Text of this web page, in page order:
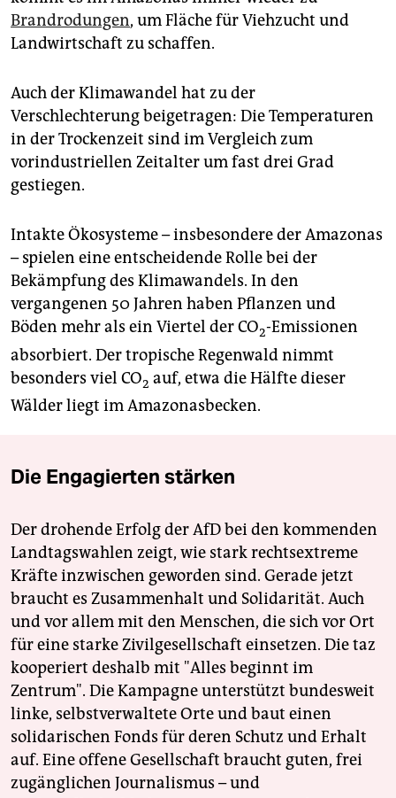
Brandrodungen, um Fläche für Viehzucht und
Landwirtschaft zu schaffen.
Auch der Klimawandel hat zu der
Verschlechterung beigetragen: Die Temperaturen
in der Trockenzeit sind im Vergleich zum
vorindustriellen Zeitalter um fast drei Grad
gestiegen.
Intakte Ökosysteme – insbesondere der Amazonas
– spielen eine entscheidende Rolle bei der
Bekämpfung des Klimawandels. In den
vergangenen 50 Jahren haben Pflanzen und
Böden mehr als ein Viertel der CO2-Emissionen
absorbiert. Der tropische Regenwald nimmt
besonders viel CO2 auf, etwa die Hälfte dieser
Wälder liegt im Amazonasbecken.
Die Engagierten stärken
Der drohende Erfolg der AfD bei den kommenden
Landtagswahlen zeigt, wie stark rechtsextreme
Kräfte inzwischen geworden sind. Gerade jetzt
braucht es Zusammenhalt und Solidarität. Auch
und vor allem mit den Menschen, die sich vor Ort
für eine starke Zivilgesellschaft einsetzen. Die taz
kooperiert deshalb mit "Alles beginnt im
Zentrum". Die Kampagne unterstützt bundesweit
linke, selbstverwaltete Orte und baut einen
solidarischen Fonds für deren Schutz und Erhalt
auf. Eine offene Gesellschaft braucht guten, frei
zugänglichen Journalismus – und